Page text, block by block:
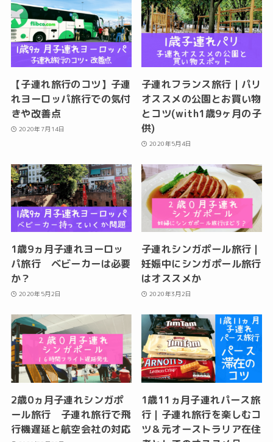
【子連れ旅行のコツ】子連
れヨーロッパ旅行での気付
きや改善点
2020年7月14日
子連れフランス旅行｜パリ
オススメの公園とお買い物
とコツ(with1歳9ヶ月の子
供)
2020年5月4日
1歳9ヵ月子連れヨーロッ
パ旅行 ベビーカーは必要
か？
2020年5月2日
子連れシンガポール旅行｜
妊娠中にシンガポール旅行
はオススメか
2020年3月2日
2歳0ヵ月子連れシンガポ
ール旅行 子連れ旅行で飛
行機遅延と航空会社の対応
1歳11ヵ月子連れパース旅
行｜子連れ旅行を楽しむコ
ツ＆元オーストラリア在住